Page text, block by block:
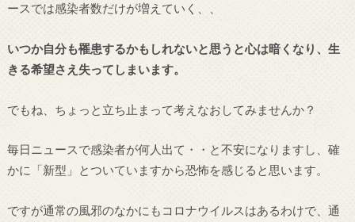
ースでは感染者数だけが増えていく、、
いつか自分も罹患するかもしれないと思うと心は暗くなり、生
きる希望さえ失ってしまいます。
でもね、ちょっと立ち止まって考えなおしてみませんか？
毎日ニュースで感染者が何人出て・・と不安になりますし、確
かに「新型」とついていますから恐怖を感じると思います。
ですが通常の風邪のなかにもコロナウイルスはあるわけで、通